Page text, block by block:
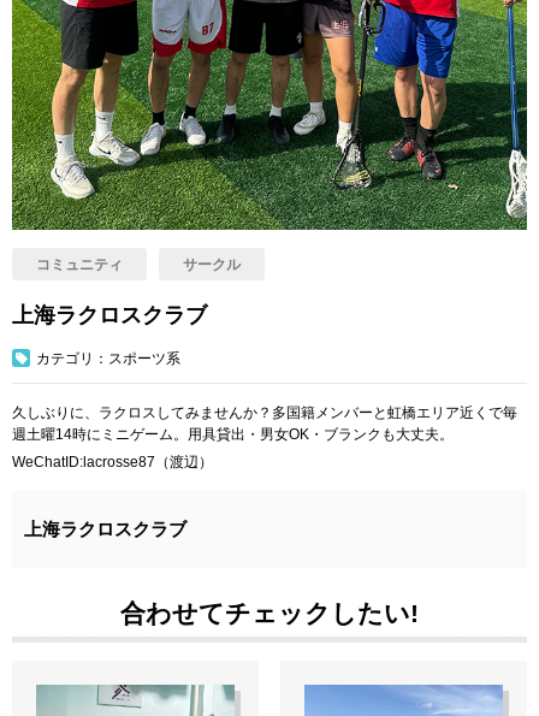
コミュニティ サークル
上海ラクロスクラブ
カテゴリ：スポーツ系
久しぶりに、ラクロスしてみませんか？多国籍メンバーと虹橋エリア近くで毎
週土曜14時にミニゲーム。用具貸出・男女OK・ブランクも大丈夫。
WeChatID:lacrosse87（渡辺）
上海ラクロスクラブ
合わせてチェックしたい!